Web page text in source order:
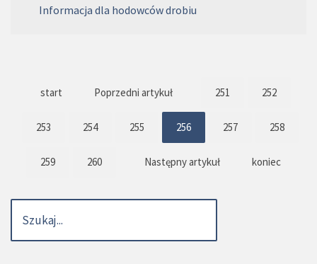
Informacja dla hodowców drobiu
start Poprzedni artykuł 251 252
253 254 255 256 257 258
259 260 Następny artykuł koniec